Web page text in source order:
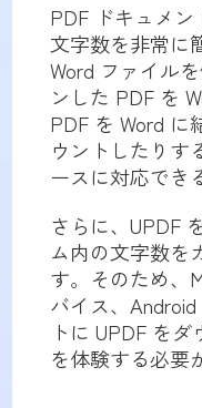
PDF ドキュメン
文字数を非常に
Word ファイル
ンした PDF を
PDF を Word に
ウントしたりす
ースに対応でき
さらに、UPDF
ム内の文字数を
す。そのため、
バイス、
トに UPDF を
を体験する必要